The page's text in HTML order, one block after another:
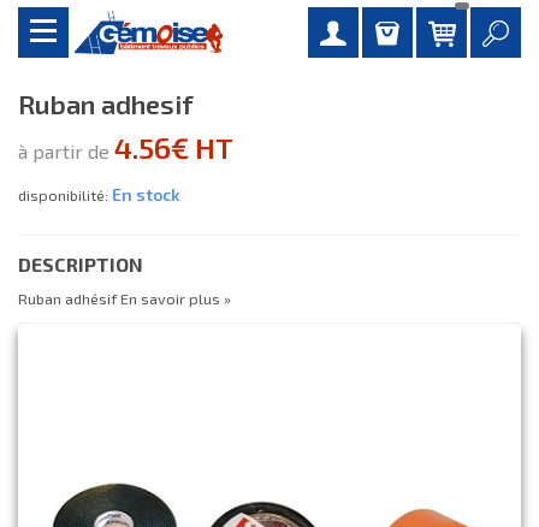
ruban adhesif
à partir de 4.56€ HT
disponibilité: En stock
DESCRIPTION
Ruban adhésifEn savoir plus »